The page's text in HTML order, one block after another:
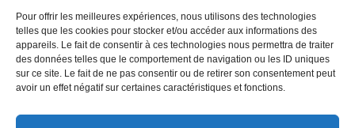
Pour offrir les meilleures expériences, nous utilisons des technologies
telles que les cookies pour stocker et/ou accéder aux informations des
appareils. Le fait de consentir à ces technologies nous permettra de traiter
des données telles que le comportement de navigation ou les ID uniques
sur ce site. Le fait de ne pas consentir ou de retirer son consentement peut
avoir un effet négatif sur certaines caractéristiques et fonctions.
Alimentation